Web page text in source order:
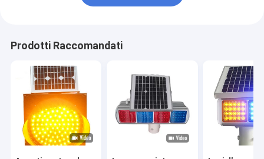
Prodotti Raccomandati